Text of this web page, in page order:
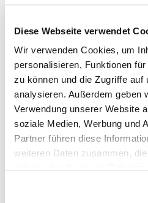
Diese Webseite verwendet
Wir verwenden Cookies, um
personalisieren, Funktionen
zu können und die Zugriffe auf
analysieren. Außerdem geben
Verwendung unserer Website
soziale Medien, Werbung und
Partner führen diese
weiteren Daten zusammen,
Cookies, wenn Sie unsere
Parkplatz
Bad Ems